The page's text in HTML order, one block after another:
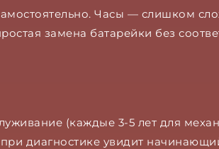
Часы — слишком
замена батарейки без
(каждые 3-5 лет для
диагностике увидит